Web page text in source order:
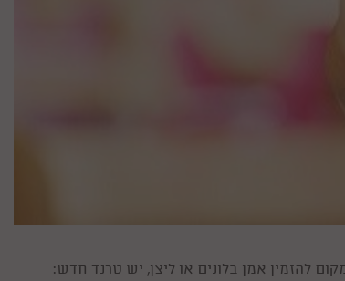
להזמין אמן בלונים או ליצן, יש טרנד חדש: